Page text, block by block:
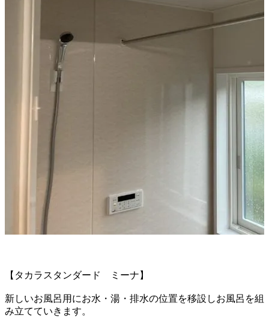
【タカラスタンダード ミーナ】
新しいお風呂用にお水・湯・排水の位置を移設しお風呂を組
み立てていきます。